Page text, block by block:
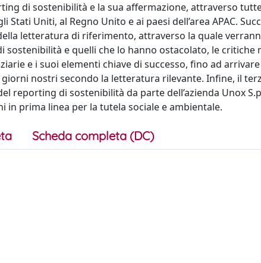
di sostenibilità e la sua affermazione, attraverso
Uniti, al Regno Unito e ai paesi dell’area APAC.
letteratura di riferimento, attraverso la quale
e quelli che lo hanno ostacolato, le critiche
e i suoi elementi chiave di successo, fino ad arrivare
nostri secondo la letteratura rilevante. Infine, il
reporting di sostenibilità da parte dell’azienda Unox
prima linea per la tutela sociale e ambientale.
Scheda completa (DC)